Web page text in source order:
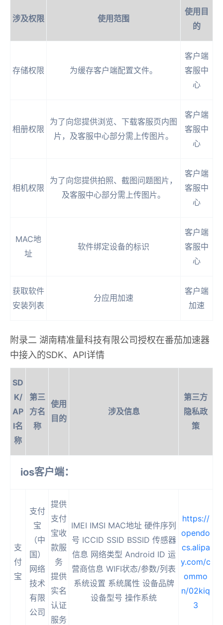
涉及权限 使用范围
使用目
的
存储权限 为缓存客户端配置文件。
客户端
客服中
心
相册权限
为了向您提供浏览、下载客服页内图
片，及客服中心部分需上传图片。
客户端
客服中
心
相机权限
为了向您提供拍照、截图问题图片，
及客服中心部分需上传图片。
客户端
客服中
心
MAC地
址
软件绑定设备的标识
客户端
客服中
心
获取软件
安装列表
分应用加速
客户端
加速
附录二 湖南精准量科技有限公司授权在番茄加速器
中接入的SDK、API详情
SD
K/
AP
I名
称
第三
方名
称
使用
目的
涉及信息
第三方
隐私政
策
ios客户端：
支
付
宝
支付
宝
（中
国）
网络
技术
有限
公司
提供
支付
宝收
款服
务
提供
实名
认证
服务
IMEI IMSI MAC地址 硬件序列
号 ICCID SSID BSSID 传感器
信息 网络类型 Android ID 运
营商信息 WIFI状态/参数/列表
系统设置 系统属性 设备品牌
设备型号 操作系统
https://
opendo
cs.alipa
y.com/c
ommo
n/02kiq
3